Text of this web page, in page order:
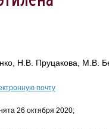
Н.В. Пруцакова, М.В.
почту
26 октября 2020;